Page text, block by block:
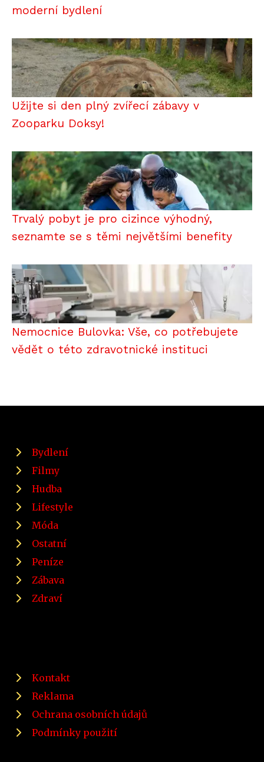
moderní bydlení
Užijte si den plný zvířecí zábavy v
Zooparku Doksy!
Trvalý pobyt je pro cizince výhodný,
seznamte se s těmi největšími benefity
Nemocnice Bulovka: Vše, co potřebujete
vědět o této zdravotnické instituci
Bydlení
Filmy
Hudba
Lifestyle
Móda
Ostatní
Peníze
Zábava
Zdraví
Kontakt
Reklama
Ochrana osobních údajů
Podmínky použití